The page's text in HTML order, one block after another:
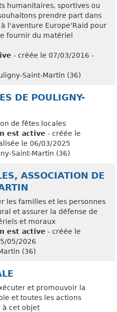
humanitaires, sportives ou
prendre part dans
l'aventure Europe'Raid pour
fournir du matériel
- créée le 07/03/2016 -
Saint-Martin (36)
DE POULIGNY-
de fêtes locales
est active - créée le
le 06/03/2025
Saint-Martin (36)
ASSOCIATION DE
les familles et les personnes
et assurer la défense de
et moraux
est active - créée le
05/2026
(36)
et promouvoir la
et toutes les actions
à cet objet